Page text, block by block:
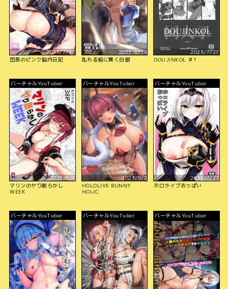
2023/7/27
団長のピンク脳内日記
2023/8/14
乱れる焔に貫く白銀
2023/7/27
DOUJINKOL ＃1
バーチャルYouTuber
2023/8/7
マリンのヤり散らかし
WEEK
バーチャルYouTuber
2023/8/2
HOLOLIVE BUNNY
HOLIC
バーチャルYouTuber
2023/7/27
ホロライブおっぱい
バーチャルYouTuber バーチャルYouTuber バーチャルYouTuber